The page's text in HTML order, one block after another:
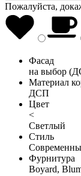
Пожалуйста,
Фасад
на выбор
Материал
ДСП
Цвет
<
Светлый
Стиль
Фурнитура
Boyard,